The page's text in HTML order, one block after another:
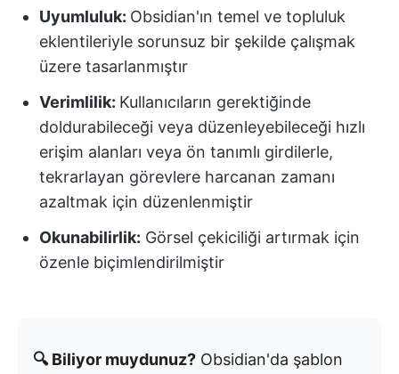
Uyumluluk: Obsidian'ın temel ve topluluk
eklentileriyle sorunsuz bir şekilde çalışmak
üzere tasarlanmıştır
Verimlilik: Kullanıcıların gerektiğinde
doldurabileceği veya düzenleyebileceği hızlı
erişim alanları veya ön tanımlı girdilerle,
tekrarlayan görevlere harcanan zamanı
azaltmak için düzenlenmiştir
Okunabilirlik: Görsel çekiciliği artırmak için
özenle biçimlendirilmiştir
🔍 Biliyor muydunuz? Obsidian'da şablon